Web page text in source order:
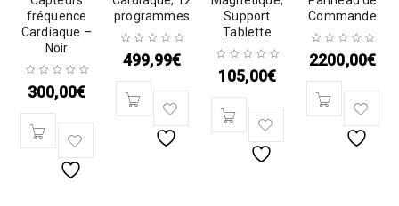
fréquence
Cardiaque –
Noir
300,00€
programmes
499,99€
Support
Tablette
105,00€
Commande
2200,00€